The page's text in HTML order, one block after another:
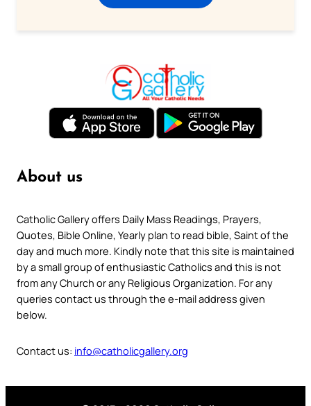
About us
Catholic Gallery offers Daily Mass Readings, Prayers,
Quotes, Bible Online, Yearly plan to read bible, Saint of the
day and much more. Kindly note that this site is maintained
by a small group of enthusiastic Catholics and this is not
from any Church or any Religious Organization. For any
queries contact us through the e-mail address given
below.
Contact us: info@catholicgallery.org